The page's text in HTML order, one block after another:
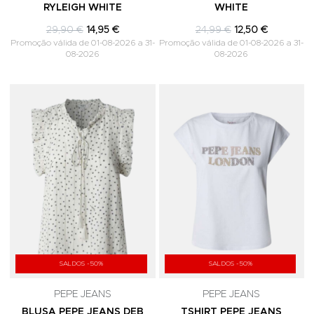
RYLEIGH WHITE
29,90 € 14,95 €
Promoção válida de 01-08-2026 a 31-
08-2026
WHITE
24,99 € 12,50 €
Promoção válida de 01-08-2026 a 31-
08-2026
SALDOS -50%
PEPE JEANS
BLUSA PEPE JEANS DEB
SALDOS -50%
PEPE JEANS
TSHIRT PEPE JEANS